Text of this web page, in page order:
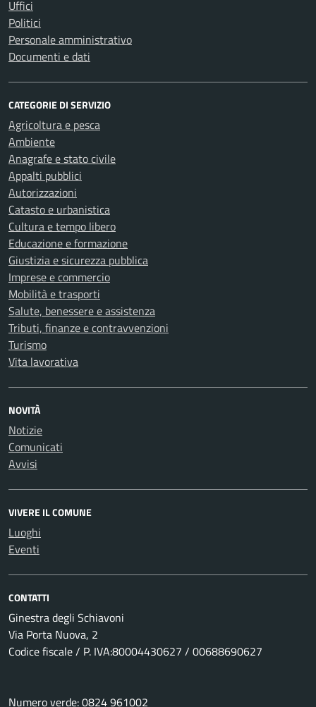
Uffici
Politici
Personale amministrativo
Documenti e dati
CATEGORIE DI SERVIZIO
Agricoltura e pesca
Ambiente
Anagrafe e stato civile
Appalti pubblici
Autorizzazioni
Catasto e urbanistica
Cultura e tempo libero
Educazione e formazione
Giustizia e sicurezza pubblica
Imprese e commercio
Mobilità e trasporti
Salute, benessere e assistenza
Tributi, finanze e contravvenzioni
Turismo
Vita lavorativa
NOVITÀ
Notizie
Comunicati
Avvisi
VIVERE IL COMUNE
Luoghi
Eventi
CONTATTI
Ginestra degli Schiavoni
Via Porta Nuova, 2
Codice fiscale / P. IVA:80004430627 / 00688690627
Numero verde: 0824 961002